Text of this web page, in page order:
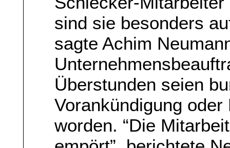
sind sie besonders
sagte Achim
Überstunden seien
Vorankündigung
worden. “Die